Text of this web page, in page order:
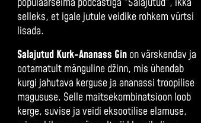
selleks, et igale jutule veidike rohkem vürtsi
lisada.
Salajutud Kurk-Ananass Gin on värskendav ja
ootamatult mänguline džinn, mis ühendab
kurgi jahutava kerguse ja ananassi troopilise
magususe. Selle maitsekombinatsioon loob
kerge, suvise ja veidi eksootilise elamuse,